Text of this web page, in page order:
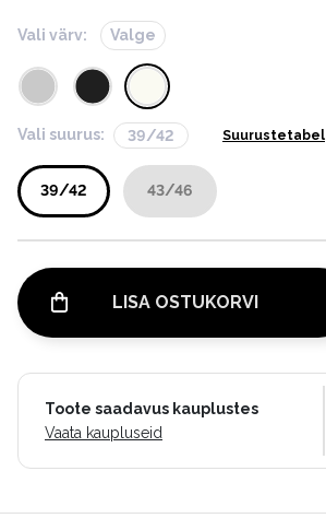
Vali värv: Valge
Vali suurus: 39/42 Suurustetabel
39/42 43/46
LISA OSTUKORVI
Toote saadavus kauplustes
Vaata kaupluseid